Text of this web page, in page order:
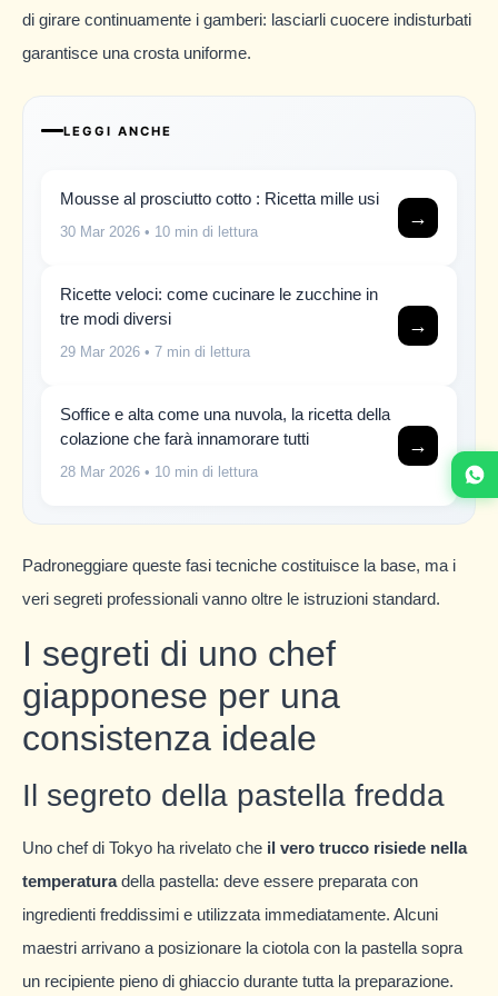
di girare continuamente i gamberi: lasciarli cuocere indisturbati
garantisce una crosta uniforme.
LEGGI ANCHE
Mousse al prosciutto cotto : Ricetta mille usi
30 Mar 2026 • 10 min di lettura
→
Ricette veloci: come cucinare le zucchine in
tre modi diversi
29 Mar 2026 • 7 min di lettura
→
Soffice e alta come una nuvola, la ricetta della
colazione che farà innamorare tutti
28 Mar 2026 • 10 min di lettura
→
Padroneggiare queste fasi tecniche costituisce la base, ma i
veri segreti professionali vanno oltre le istruzioni standard.
I segreti di uno chef
giapponese per una
consistenza ideale
Il segreto della pastella fredda
Uno chef di Tokyo ha rivelato che il vero trucco risiede nella
temperaturadella pastella: deve essere preparata con
ingredienti freddissimi e utilizzata immediatamente. Alcuni
maestri arrivano a posizionare la ciotola con la pastella sopra
un recipiente pieno di ghiaccio durante tutta la preparazione.